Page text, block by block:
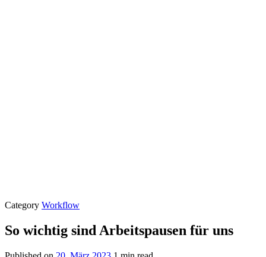
Category Workflow
So wichtig sind Arbeitspausen für uns